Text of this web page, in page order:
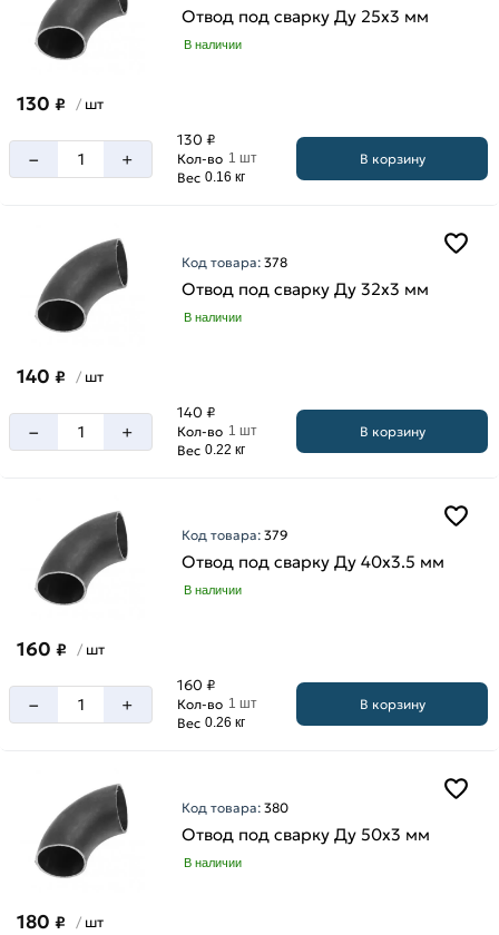
мм
мм
Отвод под сварку Ду 25х3 мм
В наличии
130 ₽ / шт
– +
130 ₽
Кол-во 1 шт
Вес 0.16 кг
В корзину
Код товара:378
Отвод под сварку Ду 32х3 мм
В наличии
140 ₽ / шт
– +
140 ₽
Кол-во 1 шт
Вес 0.22 кг
В корзину
Код товара:379
Отвод под сварку Ду 40х3.5 мм
В наличии
160 ₽ / шт
– +
160 ₽
Кол-во 1 шт
Вес 0.26 кг
В корзину
Код товара:380
Отвод под сварку Ду 50х3 мм
В наличии
180 ₽ / шт